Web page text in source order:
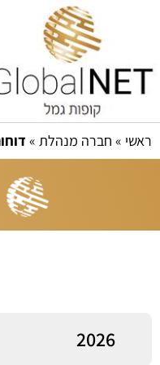
ראשי » חברה מנהלת »
2026